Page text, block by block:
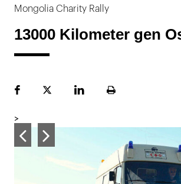
Mongolia Charity Rally
13000 Kilometer gen
FacebookPlattformLinekdInSeite
>